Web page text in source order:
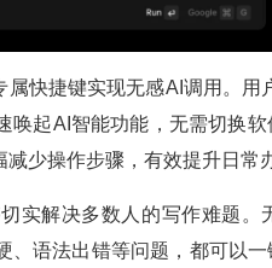
快捷键实现无感AI调用。用
唤起AI智能功能，无需切换
少操作步骤，有效提升日常
实解决多数人的写作难题。
语法出错等问题，都可以